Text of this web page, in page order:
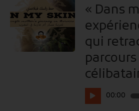
« Dans
qui
Lecteur
audio
00:00